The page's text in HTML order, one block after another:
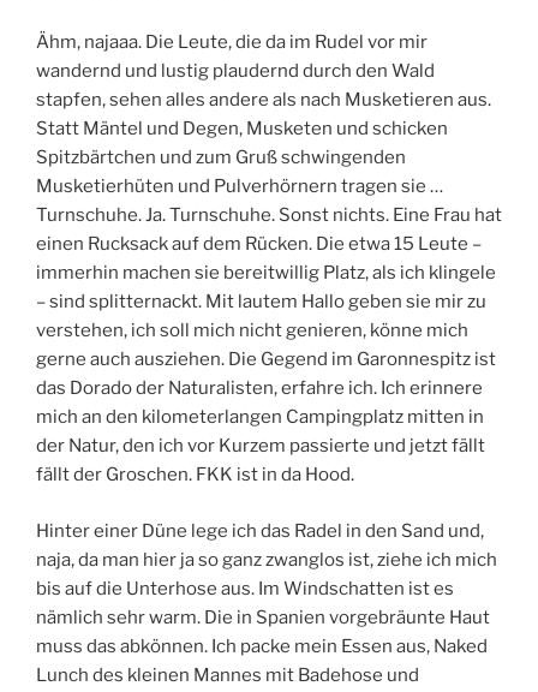
Ähm, najaaa. Die Leute, die da im Rudel vor mir
wandernd und lustig plaudernd durch den Wald
stapfen, sehen alles andere als nach Musketieren aus.
Statt Mäntel und Degen, Musketen und schicken
Spitzbärtchen und zum Gruß schwingenden
Musketierhüten und Pulverhörnern tragen sie …
Turnschuhe. Ja. Turnschuhe. Sonst nichts. Eine Frau hat
einen Rucksack auf dem Rücken. Die etwa 15 Leute –
immerhin machen sie bereitwillig Platz, als ich klingele
– sind splitternackt. Mit lautem Hallo geben sie mir zu
verstehen, ich soll mich nicht genieren, könne mich
gerne auch ausziehen. Die Gegend im Garonnespitz ist
das Dorado der Naturalisten, erfahre ich. Ich erinnere
mich an den kilometerlangen Campingplatz mitten in
der Natur, den ich vor Kurzem passierte und jetzt fällt
fällt der Groschen. FKK ist in da Hood.
Hinter einer Düne lege ich das Radel in den Sand und,
naja, da man hier ja so ganz zwanglos ist, ziehe ich mich
bis auf die Unterhose aus. Im Windschatten ist es
nämlich sehr warm. Die in Spanien vorgebräunte Haut
muss das abkönnen. Ich packe mein Essen aus, Naked
Lunch des kleinen Mannes mit Badehose und